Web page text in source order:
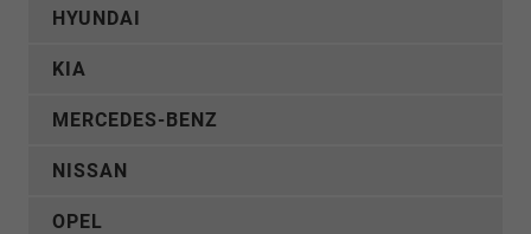
HYUNDAI
KIA
MERCEDES-BENZ
NISSAN
OPEL